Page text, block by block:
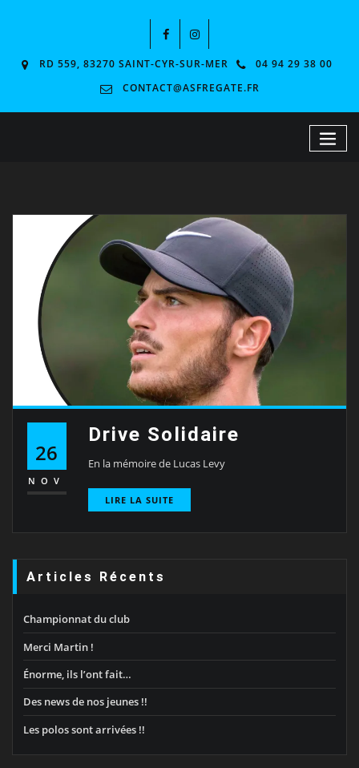
RD 559, 83270 SAINT-CYR-SUR-MER
04 94 29 38 00
CONTACT@ASFREGATE.FR
26
NOV
Drive Solidaire
En la mémoire de Lucas Levy
LIRE LA SUITE
Articles Récents
Championnat du club
Merci Martin !
Énorme, ils l’ont fait…
Des news de nos jeunes !!
Les polos sont arrivées !!